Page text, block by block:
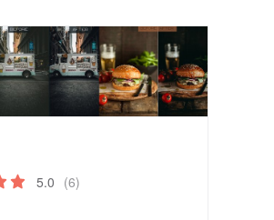
5.0 (6)